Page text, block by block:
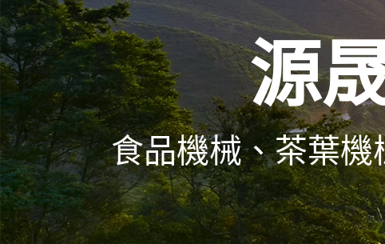
源
食品機械、茶葉